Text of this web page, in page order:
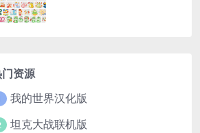
资源
我的世界汉化版
坦克大战联机版